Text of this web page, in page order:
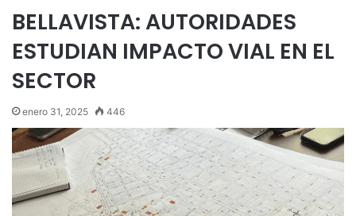
BELLAVISTA: AUTORIDADES
ESTUDIAN IMPACTO VIAL EN EL
SECTOR
enero 31, 2025 446